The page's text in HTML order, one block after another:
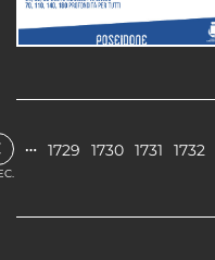
… 1729 1730 1731 1732